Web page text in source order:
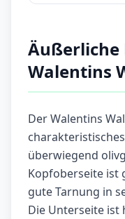
Äußerliche
Walentins
Der Walentins
überwiegend
Kopfoberseite ist
gute Tarnung in
Die Unterseite ist